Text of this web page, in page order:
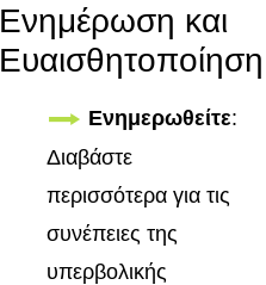
Ενημέρωση και
Ευαισθητοποίηση
Ενημερωθείτε:
Διαβάστε
περισσότερα για τις
συνέπειες της
υπερβολικής